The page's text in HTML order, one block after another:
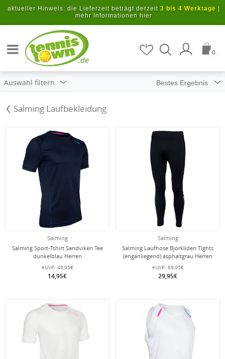
Zum Hauptinhalt springen
aktueller Hinweis: die Lieferzeit beträgt derzeit 3 bis 4 Werktage
mehr Informationen hier
.de
0
Auswahl filtern
Salming Laufbekleidung
Salming
Salming Sport-Tshirt Sandviken Tee
dunkelblau Herren
eUVP: 49,95€
14,95€
Salming
Salming Laufhose Björkliden Tights
(enganliegend) asphaltgrau Herren
eUVP: 69,95€
29,95€